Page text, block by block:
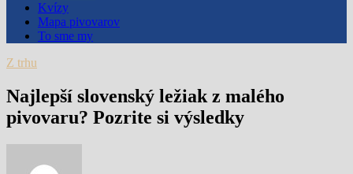
Kvízy
Mapa pivovarov
To sme my
Z trhu
Najlepší slovenský ležiak z malého
pivovaru? Pozrite si výsledky